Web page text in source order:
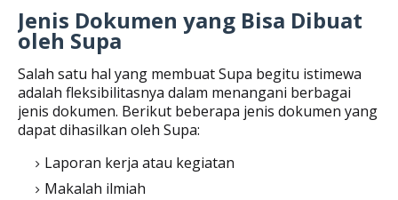
Jenis Dokumen yang Bisa Dibuat
oleh Supa
Salah satu hal yang membuat Supa begitu istimewa
adalah fleksibilitasnya dalam menangani berbagai
jenis dokumen. Berikut beberapa jenis dokumen yang
dapat dihasilkan oleh Supa:
Laporan kerja atau kegiatan
Makalah ilmiah